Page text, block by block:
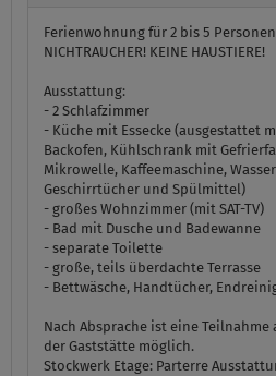
Ferienwohnung für 2 bis 5 Personen
NICHTRAUCHER! KEINE HAUSTIERE!
Ausstattung:
- 2 Schlafzimmer
- Küche mit Essecke (ausgestattet
Backofen, Kühlschrank mit
Mikrowelle, Kaffeemaschine,
Geschirrtücher und Spülmittel)
- großes Wohnzimmer (mit SAT-TV)
- Bad mit Dusche und Badewanne
- separate Toilette
- große, teils überdachte Terrasse
- Bettwäsche, Handtücher,
Nach Absprache ist eine
der Gaststätte möglich.
Stockwerk Etage: Parterre